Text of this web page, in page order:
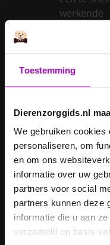
Toestemming
Dierenzorggids.nl
We gebruiken cookies
personaliseren, om
en om ons
informatie over uw
partners voor social
partners kunnen deze
informatie die u aan
verzameld op basis
werkende
Je cavia
Je hond
kan je
Je kat
kan je